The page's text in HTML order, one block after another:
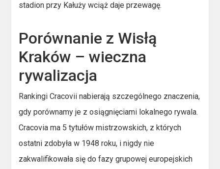
stadion przy Kałuży wciąż daje przewagę.
Porównanie z Wisłą
Kraków – wieczna
rywalizacja
Rankingi Cracovii nabierają szczególnego znaczenia,
gdy porównamy je z osiągnięciami lokalnego rywala.
Cracovia ma 5 tytułów mistrzowskich, z których
ostatni zdobyła w 1948 roku, i nigdy nie
zakwalifikowała się do fazy grupowej europejskich